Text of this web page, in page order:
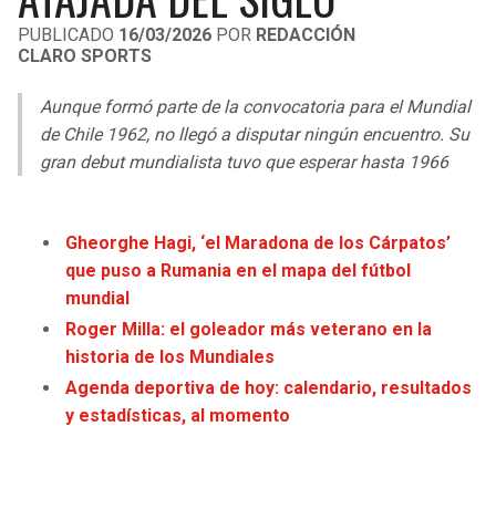
LIGA DE EXPANSIÓN MX
LEAGUES CUP
UEFA EUROPA LEAGUE
UEFA CONFERENCE LEAGUE
MLS
COPA LIBERTADORES
RAIDERS
CHARGERS
RAVENS
BROWNS
STEELERS
TEXANS
CAVALIERS
PISTONS
PACERS
HAWKS
HORNETS
HEAT
PUBLICADO 16/03/2026 POR REDACCIÓN
CLARO SPORTS
Aunque formó parte de la convocatoria para el Mundial
de Chile 1962, no llegó a disputar ningún encuentro. Su
gran debut mundialista tuvo que esperar hasta 1966
Gheorghe Hagi, ‘el Maradona de los Cárpatos’
que puso a Rumania en el mapa del fútbol
mundial
Roger Milla: el goleador más veterano en la
historia de los Mundiales
Agenda deportiva de hoy: calendario, resultados
y estadísticas, al momento